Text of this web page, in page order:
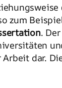
zum
.
dar.